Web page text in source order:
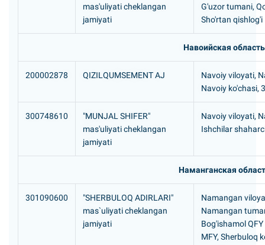
mas'uliyati cheklangan
jamiyati
G'uzor tumani,
Sho'rtan qishlog'i
Навоийская область
200002878 QIZILQUMSEMENT AJ
Navoiy viloyati,
Navoiy ko'chasi,
300748610
"MUNJAL SHIFER"
mas'uliyati cheklangan
jamiyati
Navoiy viloyati,
Ishchilar
Наманганская
301090600
"SHERBULOQ ADIRLARI"
mas`uliyati cheklangan
jamiyati
Namangan
Namangan
Bog'ishamol
MFY, Sherbuloq